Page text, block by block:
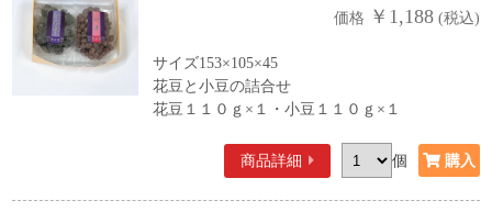
価格 ￥1,188(税込)
サイズ153×105×45
花豆と小豆の詰合せ
花豆１１０ｇ×１・小豆１１０ｇ×１
商品詳細 個